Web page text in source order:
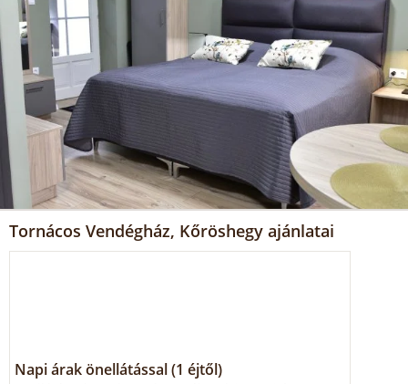
Tornácos Vendégház, Kőröshegy ajánlatai
Napi árak önellátással (1 éjtől)